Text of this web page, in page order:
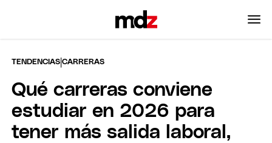
TENDENCIAS |CARRERAS
Qué carreras conviene
estudiar en 2026 para
tener más salida laboral,